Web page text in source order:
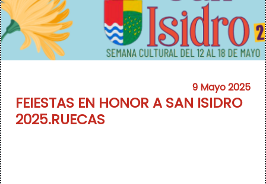
9 Mayo 2025
FEIESTAS EN HONOR A SAN ISIDRO
2025.RUECAS